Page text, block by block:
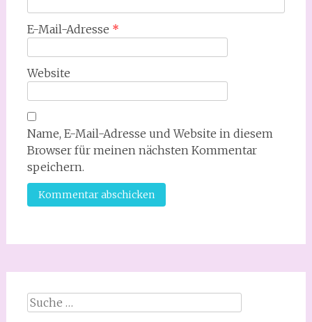
E-Mail-Adresse *
Website
Name, E-Mail-Adresse und Website in diesem
Browser für meinen nächsten Kommentar
speichern.
Suche